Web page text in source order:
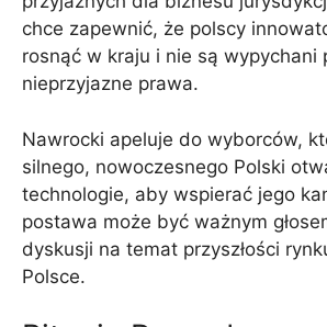
chce zapewnić, że polscy
rosnąć w kraju i nie są wypychani
nieprzyjazne prawa.
Nawrocki apeluje do wyborców,
silnego, nowoczesnego Polski
technologie, aby wspierać jego
postawa może być ważnym
dyskusji na temat przyszłości
Polsce.